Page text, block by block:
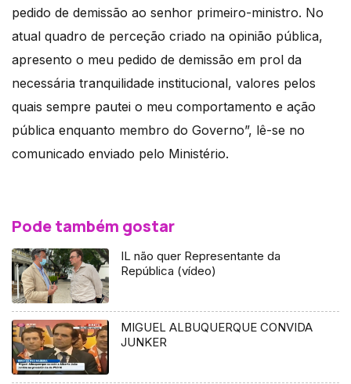
pedido de demissão ao senhor primeiro-ministro. No
atual quadro de perceção criado na opinião pública,
apresento o meu pedido de demissão em prol da
necessária tranquilidade institucional, valores pelos
quais sempre pautei o meu comportamento e ação
pública enquanto membro do Governo”, lê-se no
comunicado enviado pelo Ministério.
Pode também gostar
IL não quer Representante da
República (vídeo)
MIGUEL ALBUQUERQUE CONVIDA
JUNKER